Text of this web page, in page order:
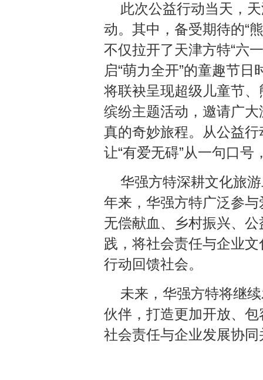
此次公益行动当天，
动。其中，备受期待的“
不仅拉开了天津方特“六
启“萌力全开”的童趣节
将联袂呈现超级儿童节
缤纷主题活动，邀请广大
真的奇妙旅程。从公益
让“有爱无碍”从一句口
华强方特深耕文化旅
年来，华强方特广泛参
无偿献血、乡村振兴、
践，将社会责任与企业
行动回馈社会。
未来，华强方特将继
伙伴，打造更加开放、
社会责任与企业发展协同